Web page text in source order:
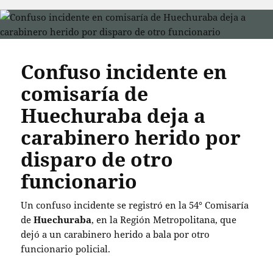
Confuso incidente en
comisaría de
Huechuraba deja a
carabinero herido por
disparo de otro
funcionario
Un confuso incidente se registró en la 54° Comisaría
deHuechuraba, en la Región Metropolitana, que
dejó a un carabinero herido a bala por otro
funcionario policial.